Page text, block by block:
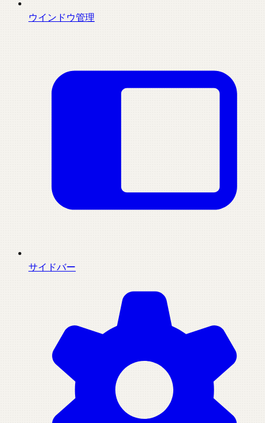
ウインドウ管理
サイドバー